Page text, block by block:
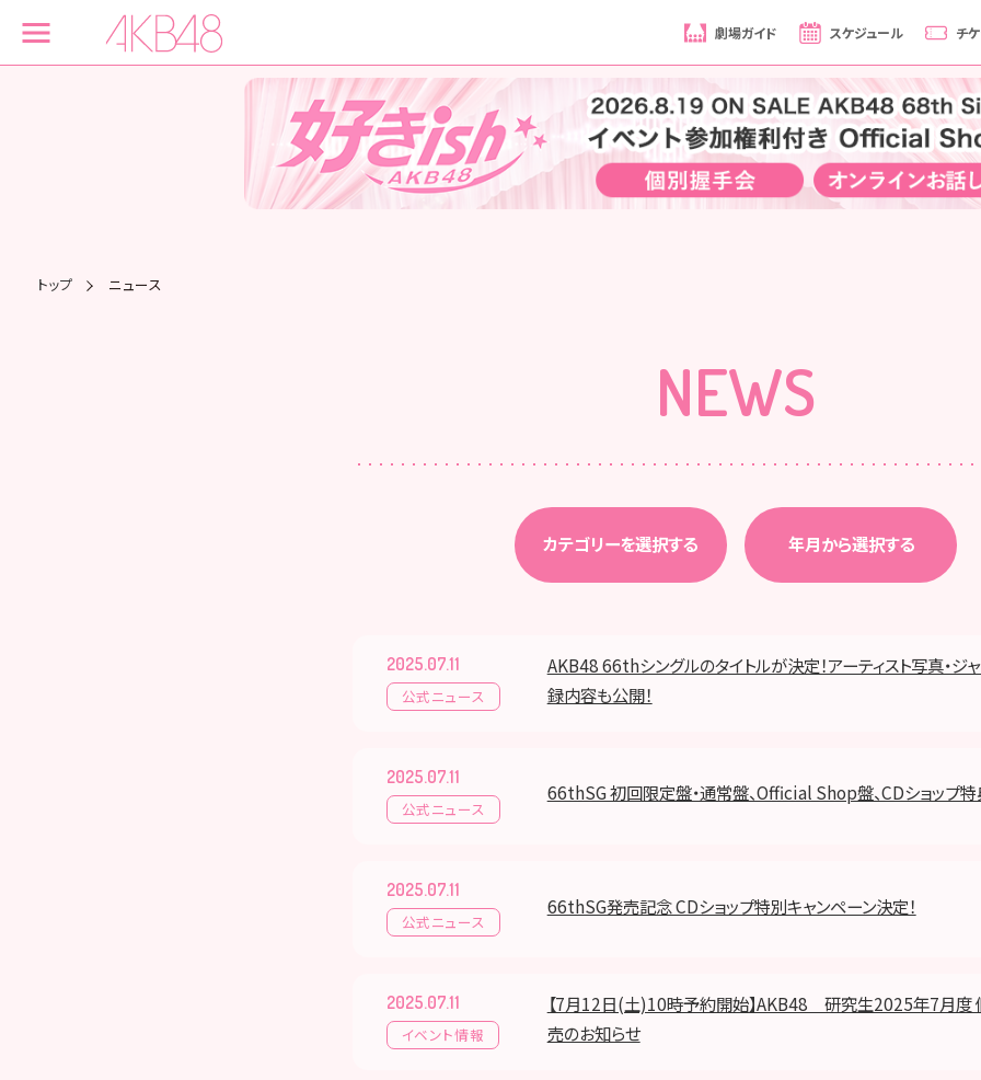
劇場ガイド スケジュール チ
トップ ニュース
NEWS
カテゴリーを選択する 年月から選択する
2025.07.11
公式ニュース
AKB48 66thシングルのタイトルが決定！アーティスト写真・ジ
録内容も公開！
2025.07.11
公式ニュース
66thSG 初回限定盤・通常盤、Official Shop盤、CDショップ特
2025.07.11
公式ニュース
66thSG発売記念 CDショップ特別キャンペーン決定！
2025.07.11
イベント情報
【7月12日(土)10時予約開始】AKB48 研究生2025年7月度
売のお知らせ